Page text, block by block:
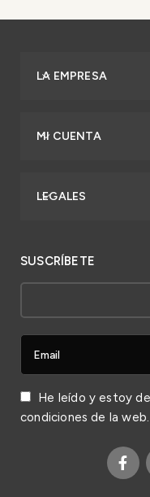
LA EMPRESA
MI CUENTA
LEGALES
SUSCRÍBETE
He leído y estoy
condiciones de la web.